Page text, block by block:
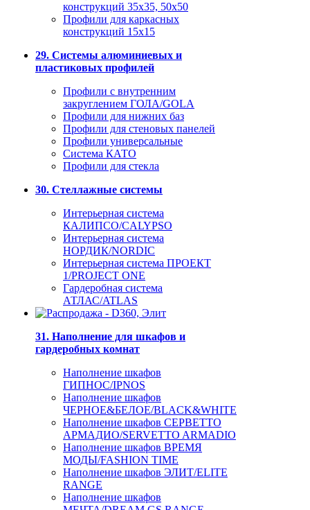
конструкций 35x35, 50x50
Профили для каркасных
конструкций 15х15
29. Системы алюминиевых и
пластиковых профилей
Профили с внутренним
закруглением ГОЛА/GOLA
Профили для нижних баз
Профили для стеновых панелей
Профили универсальные
Система КАТО
Профили для стекла
30. Стеллажные системы
Интерьерная система
КАЛИПСО/CALYPSO
Интерьерная система
НОРДИК/NORDIC
Интерьерная система ПРОЕКТ
1/PROJECT ONE
Гардеробная система
АТЛАС/ATLAS
31. Наполнение для шкафов и
гардеробных комнат
Наполнение шкафов
ГИПНОС/IPNOS
Наполнение шкафов
ЧЕРНОЕ&БЕЛОЕ/BLACK&WHITE
Наполнение шкафов СЕРВЕТТО
АРМАДИО/SERVETTO ARMADIO
Наполнение шкафов ВРЕМЯ
МОДЫ/FASHION TIME
Наполнение шкафов ЭЛИТ/ELITE
RANGE
Наполнение шкафов